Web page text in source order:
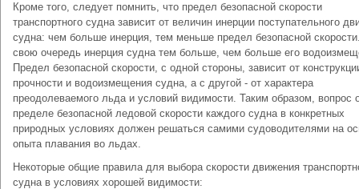
Кроме того, следует помнить, что предел безопасной скорости
транспортного судна зависит от величин инерции поступательного
судна: чем больше инерция, тем меньше предел безопасной
свою очередь инерция судна тем больше, чем больше его
Предел безопасной скорости, с одной стороны, зависит от
прочности и водоизмещения судна, а с другой - от характера
преодолеваемого льда и условий видимости. Таким образом, вопрос
пределе безопасной ледовой скорости каждого судна в конкретных
природных условиях должен решаться самими судоводителями на
опыта плавания во льдах.
Некоторые общие правила для выбора скорости движения
судна в условиях хорошей видимости: